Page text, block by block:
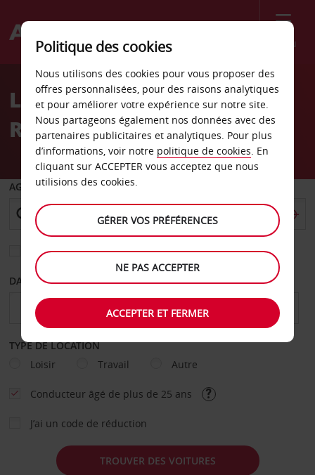
Menu
Welcome
AvisLocation de voiture
Renfrew
AGENCE DE DÉPART
Sélectionnez une autre agence de retour
DATE DE DÉPART DATE DE RETOUR
TYPE DE LOCATION
Loisir
Travail Autre
Conducteur âgé de plus de 25 ans
J’ai un code de réduction
TROUVER DES VOITURES
Politique des cookies
Nous utilisons des cookies pour vous proposer des
offres personnalisées, pour des raisons analytiques
et pour améliorer votre expérience sur notre site.
Nous partageons également nos données avec des
partenaires publicitaires et analytiques. Pour plus
d’informations, voir notre politique de cookies. En
cliquant sur ACCEPTER vous acceptez que nous
utilisions des cookies.
GÉRER VOS PRÉFÉRENCES
NE PAS ACCEPTER
ACCEPTER ET FERMER